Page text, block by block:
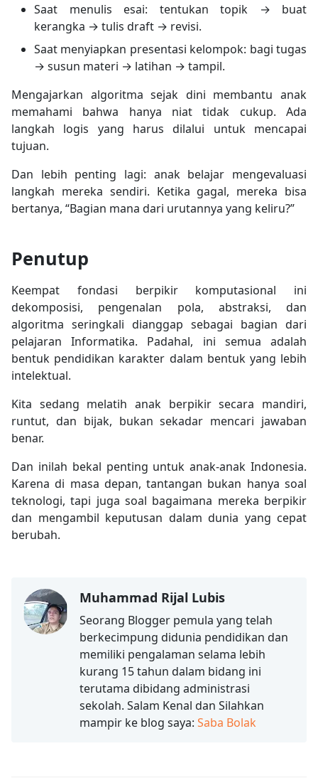
Saat menulis esai: tentukan topik → buat
kerangka → tulis draft → revisi.
Saat menyiapkan presentasi kelompok: bagi tugas
→ susun materi → latihan → tampil.
Mengajarkan algoritma sejak dini membantu anak
memahami bahwa hanya niat tidak cukup. Ada
langkah logis yang harus dilalui untuk mencapai
tujuan.
Dan lebih penting lagi: anak belajar mengevaluasi
langkah mereka sendiri. Ketika gagal, mereka bisa
bertanya, “Bagian mana dari urutannya yang keliru?”
Penutup
Keempat fondasi berpikir komputasional ini
dekomposisi, pengenalan pola, abstraksi, dan
algoritma seringkali dianggap sebagai bagian dari
pelajaran Informatika. Padahal, ini semua adalah
bentuk pendidikan karakter dalam bentuk yang lebih
intelektual.
Kita sedang melatih anak berpikir secara mandiri,
runtut, dan bijak, bukan sekadar mencari jawaban
benar.
Dan inilah bekal penting untuk anak-anak Indonesia.
Karena di masa depan, tantangan bukan hanya soal
teknologi, tapi juga soal bagaimana mereka berpikir
dan mengambil keputusan dalam dunia yang cepat
berubah.
Muhammad Rijal Lubis
Seorang Blogger pemula yang telah
berkecimpung didunia pendidikan dan
memiliki pengalaman selama lebih
kurang 15 tahun dalam bidang ini
terutama dibidang administrasi
sekolah. Salam Kenal dan Silahkan
mampir ke blog saya: Saba Bolak